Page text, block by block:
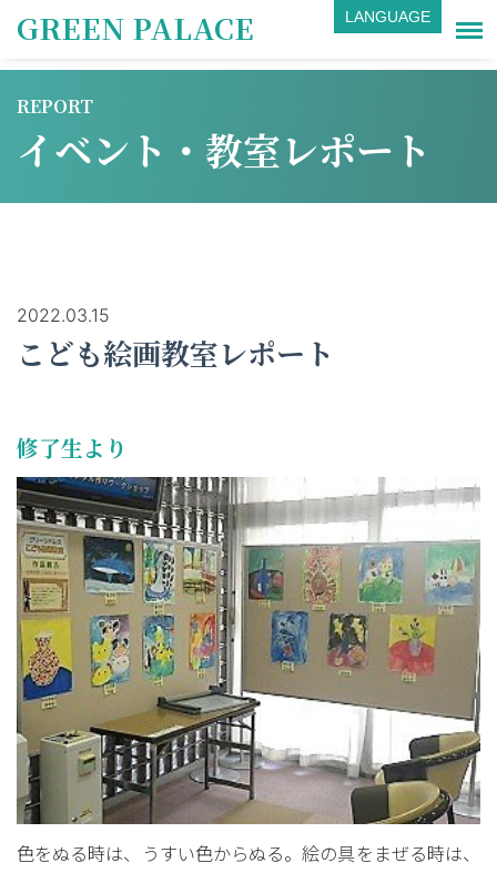
GREEN PALACE
REPORT
イベント・教室レポート
2022.03.15
こども絵画教室レポート
修了生より
色をぬる時は、うすい色からぬる。絵の具をまぜる時は、
LANGUAGE